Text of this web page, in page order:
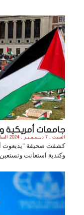
جامعات أمريكية
السبت , 7 ديـسـمـبـر , 2024 الساعة 5:56:23 PM
كشفت صحيفة "يديعوت
وكندية استعانت